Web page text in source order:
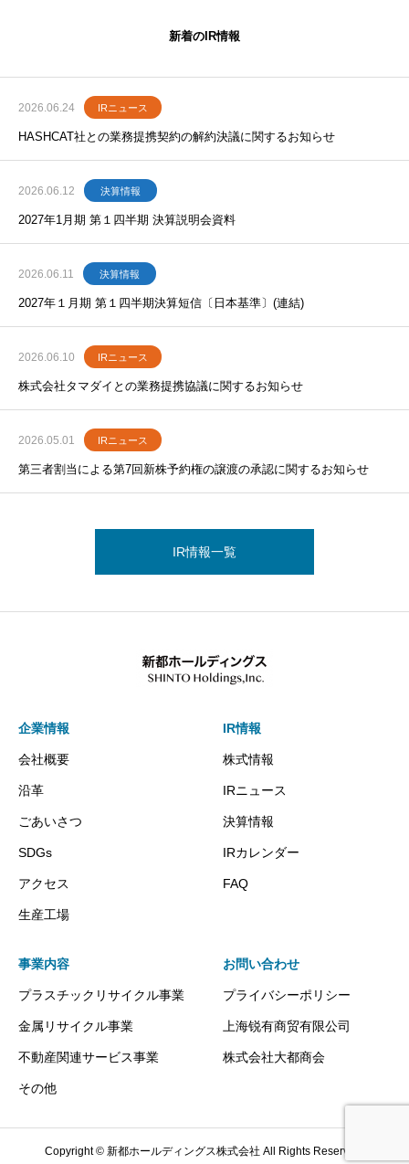
新着のIR情報
2026.06.24 IRニュース
HASHCAT社との業務提携契約の解約決議に関するお知らせ
2026.06.12 決算情報
2027年1月期 第１四半期 決算説明会資料
2026.06.11 決算情報
2027年１月期 第１四半期決算短信〔日本基準〕(連結)
2026.06.10 IRニュース
株式会社タマダイとの業務提携協議に関するお知らせ
2026.05.01 IRニュース
第三者割当による第7回新株予約権の譲渡の承認に関するお知らせ
IR情報一覧
企業情報
会社概要
沿革
ごあいさつ
SDGs
アクセス
生産工場
IR情報
株式情報
IRニュース
決算情報
IRカレンダー
FAQ
事業内容
プラスチックリサイクル事業
金属リサイクル事業
不動産関連サービス事業
その他
お問い合わせ
プライバシーポリシー
上海锐有商贸有限公司
株式会社大都商会
Copyright © 新都ホールディングス株式会社 All Rights Reserved.